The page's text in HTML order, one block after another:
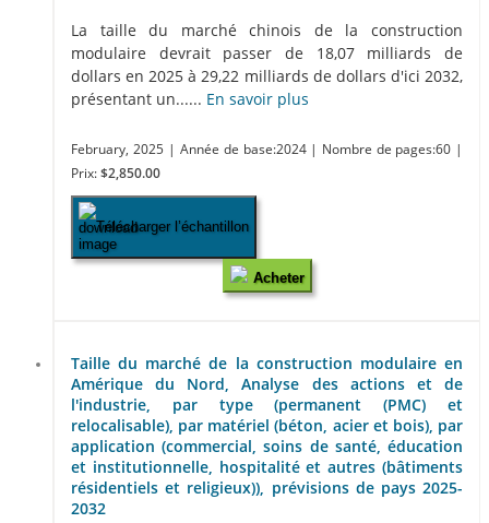
La taille du marché chinois de la construction
modulaire devrait passer de 18,07 milliards de
dollars en 2025 à 29,22 milliards de dollars d'ici 2032,
présentant un...... En savoir plus
February, 2025 | Année de base:2024 | Nombre de pages:60 |
Prix: $2,850.00
Télécharger l’échantillon
Acheter
Taille du marché de la construction modulaire en
Amérique du Nord, Analyse des actions et de
l'industrie, par type (permanent (PMC) et
relocalisable), par matériel (béton, acier et bois), par
application (commercial, soins de santé, éducation
et institutionnelle, hospitalité et autres (bâtiments
résidentiels et religieux)), prévisions de pays 2025-
2032